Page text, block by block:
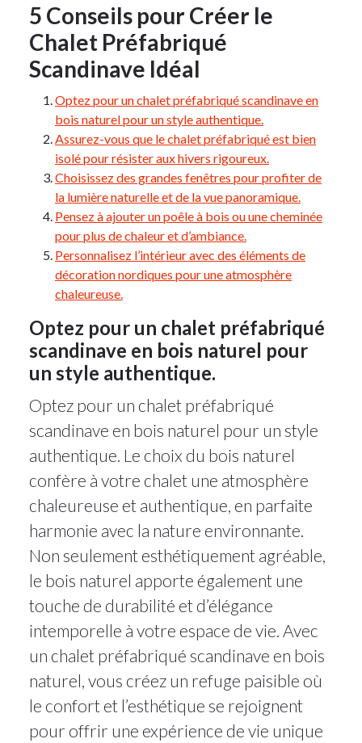
5 Conseils pour Créer le
Chalet Préfabriqué
Scandinave Idéal
Optez pour un chalet préfabriqué scandinave en
bois naturel pour un style authentique.
Assurez-vous que le chalet préfabriqué est bien
isolé pour résister aux hivers rigoureux.
Choisissez des grandes fenêtres pour profiter de
la lumière naturelle et de la vue panoramique.
Pensez à ajouter un poêle à bois ou une cheminée
pour plus de chaleur et d’ambiance.
Personnalisez l’intérieur avec des éléments de
décoration nordiques pour une atmosphère
chaleureuse.
Optez pour un chalet préfabriqué
scandinave en bois naturel pour
un style authentique.
Optez pour un chalet préfabriqué
scandinave en bois naturel pour un style
authentique. Le choix du bois naturel
confère à votre chalet une atmosphère
chaleureuse et authentique, en parfaite
harmonie avec la nature environnante.
Non seulement esthétiquement agréable,
le bois naturel apporte également une
touche de durabilité et d’élégance
intemporelle à votre espace de vie. Avec
un chalet préfabriqué scandinave en bois
naturel, vous créez un refuge paisible où
le confort et l’esthétique se rejoignent
pour offrir une expérience de vie unique